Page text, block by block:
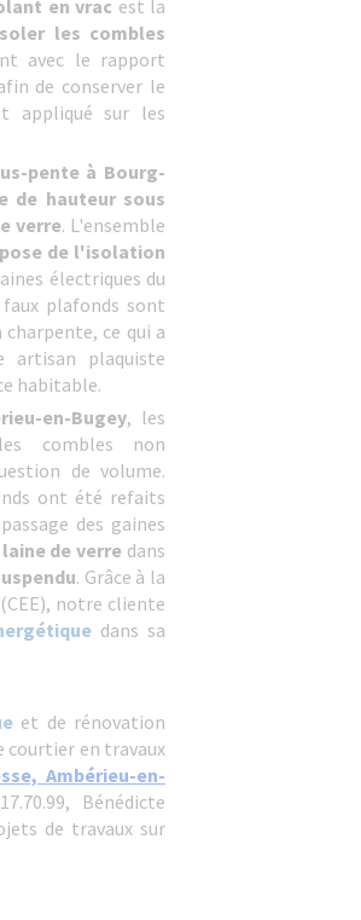
en vrac est la
les combles
avec le rapport
de conserver le
appliqué sur les
pente à Bourg-
de hauteur sous
verre. L'ensemble
pose de l'isolation
électriques du
plafonds sont
ce qui a
artisan plaquiste
habitable.
en-Bugey, les
combles non
de volume.
ont été refaits
des gaines
de verre dans
. Grâce à la
(CEE), notre cliente
dans sa
et de rénovation
courtier en travaux
Ambérieu-en-
Bénédicte
de travaux sur
Options